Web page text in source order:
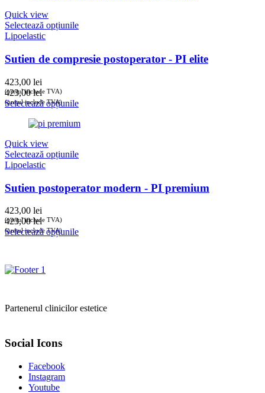
Quick view
Selectează opțiunile
Lipoelastic
Sutien de compresie postoperator - PI elite
423,00 lei
(prețul include TVA)
423,00lei
(prețul include TVA)
Selectează opțiunile
Quick view
Selectează opțiunile
Lipoelastic
Sutien postoperator modern - PI premium
423,00 lei
(prețul include TVA)
423,00lei
(prețul include TVA)
Selectează opțiunile
Partenerul clinicilor estetice
Social Icons
Facebook
Instagram
Youtube